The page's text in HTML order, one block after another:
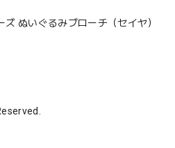
ぬいぐるみブローチ（セイヤ）